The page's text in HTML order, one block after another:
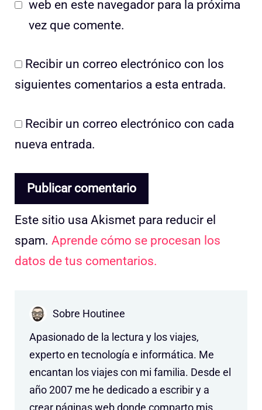
web en este navegador para la próxima
vez que comente.
Recibir un correo electrónico con los
siguientes comentarios a esta entrada.
Recibir un correo electrónico con cada
nueva entrada.
Este sitio usa Akismet para reducir el
spam. Aprende cómo se procesan los
datos de tus comentarios.
Sobre Houtinee
Apasionado de la lectura y los viajes,
experto en tecnología e informática. Me
encantan los viajes con mi familia. Desde el
año 2007 me he dedicado a escribir y a
crear páginas web donde comparto mis